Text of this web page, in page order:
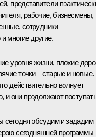
представители
рабочие, бизнесмены,
сотрудники
многие другие.
уровня жизни, плохие
точки – старые и новые.
действительно волнует
и они продолжают
обсудим и зададим
сегодняшней программы